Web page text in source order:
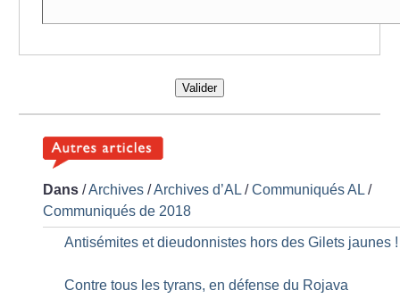
Valider
Dans /Archives /Archives d’AL /Communiqués AL /
Communiqués de 2018
Antisémites et dieudonnistes hors des Gilets jaunes !
Contre tous les tyrans, en défense du Rojava